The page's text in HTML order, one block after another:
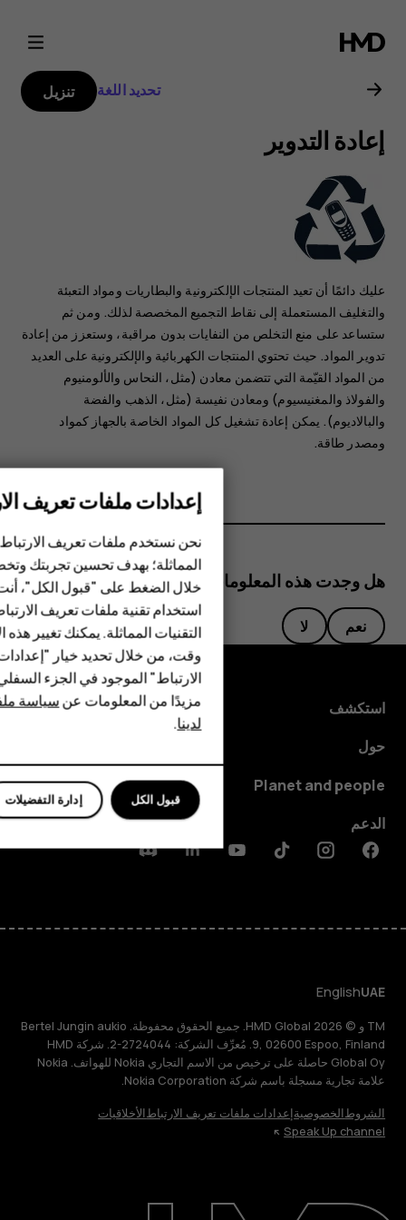
دليل
مستخدم
2017
Nokia
130
الهواتف الذكية
الهواتف المميزة
الأكسسوارات
HMD Terra M
HMD Watch
للأعمال
تحديد اللغة تنزيل
إعادة التدوير
عليك دائمًا أن تعيد المنتجات الإلكترونية والبطاريات ومواد التعبئة
والتغليف المستعملة إلى نقاط التجميع المخصصة لذلك. ‏‫ومن ثم
ستساعد على منع التخلص من النفايات بدون مراقبة، وستعزز من إعادة
تدوير المواد.‬ حيث تحتوي المنتجات الكهربائية والإلكترونية على العديد
من المواد القيّمة التي تتضمن معادن (مثل، النحاس والألومنيوم
والفولاذ والمغنيسيوم) ومعادن نفيسة (مثل، الذهب والفضة
والبالاديوم). يمكن إعادة تشغيل كل المواد الخاصة بالجهاز كمواد
ومصدر طاقة.
هل وجدت هذه المعلومات مفيدة؟
نعم لا
استكشف
حول
Planet and people
الدعم
Facebook
Instagram
Tiktok
Youtube
Linkedin
Discord
UAE
English
TM و © 2026 HMD Global. جميع الحقوق محفوظة. Bertel Jungin aukio
9, 02600 Espoo, Finland. مُعرِّف الشركة: 2724044-2. شركة HMD
Global Oy حاصلة على ترخيص من الاسم التجاري Nokia للهواتف. Nokia
علامة تجارية مسجلة باسم شركة Nokia Corporation.
الشروطالخصوصيةإعدادات ملفات تعريف الارتباطالأخلاقيات
Speak Up channel
إعدادات ملفات تعريف
نحن نستخدم ملفات تعريف
المماثلة؛ بهدف تحسين تجربتك
خلال الضغط على "قبول الكل"،
استخدام تقنية ملفات تعريف
التقنيات المماثلة. يمكنك تغيير
وقت، من خلال تحديد خيار
الارتباط" الموجود في الجزء
مزيدًا من المعلومات عنسياسة
لدينا.
إدارة التفضيلات قبول الكل